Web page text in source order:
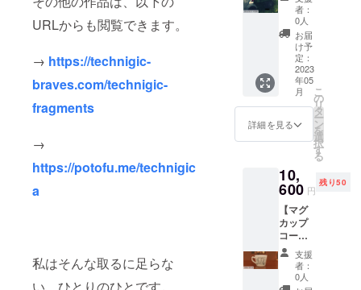
URLからも閲覧できます。
→ https://technigic-
braves.com/technigic-
fragments
→
https://potofu.me/technigic
a
私はそんな取るに足らな
支援者
様毎の
書き下
ろしと
なりま
す。
（※画像
はイ
図で
す）
用でき
るもの
としま
す（た
だし、
加工、
無加工
布は禁
止とい
了承く
ださ
い）。
※現時点
での
グッズ
イメー
ジは、
上記画
般的な
ポスト
カード
の規格
と同様
（100×
148mm
）とな
す。 ※
画像
もので
且つ非
商用用
途に限
り自由
に改
変、利
用でき
るもの
たポス
トカー
ド形式
のJPG
画像を5
種類、
お送り
いたし
ます。
※(*1)
ラーと
トライ
クのあ
る風景
写真
に、
2D、
3DCG
編集ソ
細】 1.
ポスト
カード
（現
物） 15
枚＋3枚
※【デジ
タルポ
スト
カード
ショナ
ル、ノ
クショ
ナル、
デミ
フィク
ショナ
ル】に
ジタ
ル】 以
下のリ
ターン
をお送
りいた
しま
す。 1.
限定イ
ンス
トゥル
集
「retur
n
thank.y
ou(22,0
)【仮
題】」
（デジ
タル）
者：
0人
お届
け予
定：
2023
年05
月
詳細を見る
こ
の
リ
タ
ー
ン
を
選
択
す
る
10,
600 円
残り50
【マグ
カップ
コー
ス】 以
下のリ
ターン
をお送
支援
者：
0人